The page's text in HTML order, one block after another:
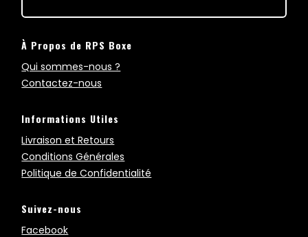
À Propos de RPS Boxe
Qui sommes-nous ?
Contactez-nous
Informations Utiles
Livraison et Retours
Conditions Générales
Politique de Confidentialité
Suivez-nous
Facebook